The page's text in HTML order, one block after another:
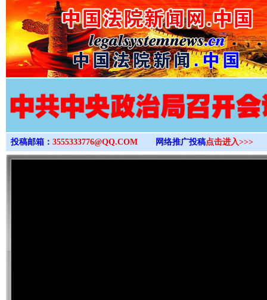
>
投稿邮箱： 3555333776@QQ.COM 网络推广投稿点击进入>>>